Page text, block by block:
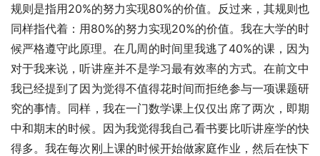
规则是指用20%的努力实现80%的价值。反过来，其规则也
同样指代着：用80%的努力实现20%的价值。我在大学的时
候严格遵守此原理。在几周的时间里我逃了40%的课，因为
对于我来说，听讲座并不是学习最有效率的方式。在前文中
我已经提到了因为觉得不值得花时间而拒绝参与一项课题研
究的事情。同样，我在一门数学课上仅仅出席了两次，即期
中和期末的时候。因为我觉得我自己看书要比听讲座学的快
得多。我在每次刚上课的时候开始做家庭作业，然后在快下